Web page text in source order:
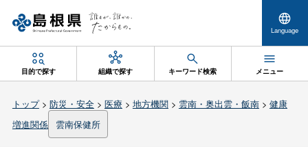
Language
目的で探す 組織で探す キーワード検索 メニュー
トップ> 防災・安全> 医療 > 地方機関> 雲南・奥出雲・飯南> 健康
増進関係
雲南保健所